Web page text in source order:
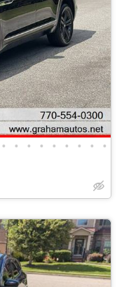
• • • • • • • • •